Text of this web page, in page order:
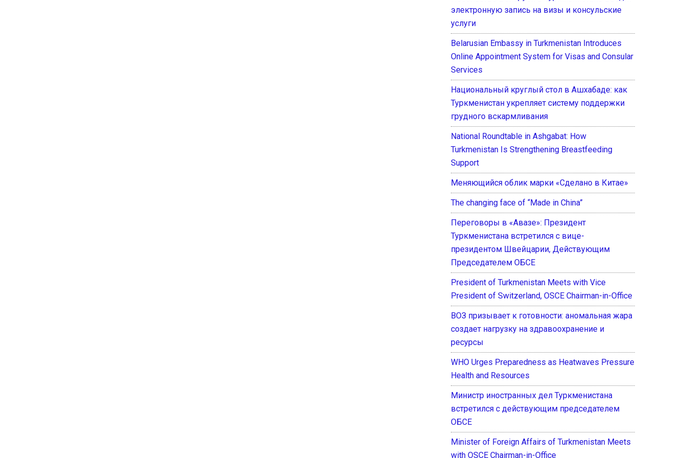
электронную запись на визы и консульские
услуги
Belarusian Embassy in Turkmenistan Introduces
Online Appointment System for Visas and Consular
Services
Национальный круглый стол в Ашхабаде: как
Туркменистан укрепляет систему поддержки
грудного вскармливания
National Roundtable in Ashgabat: How
Turkmenistan Is Strengthening Breastfeeding
Support
Меняющийся облик марки «Сделано в Китае»
The changing face of “Made in China”
Переговоры в «Авазе»: Президент
Туркменистана встретился с вице-
президентом Швейцарии, Действующим
Председателем ОБСЕ
President of Turkmenistan Meets with Vice
President of Switzerland, OSCE Chairman-in-Office
ВОЗ призывает к готовности: аномальная жара
создает нагрузку на здравоохранение и
ресурсы
WHO Urges Preparedness as Heatwaves Pressure
Health and Resources
Министр иностранных дел Туркменистана
встретился с действующим председателем
ОБСЕ
Minister of Foreign Affairs of Turkmenistan Meets
with OSCE Chairman-in-Office